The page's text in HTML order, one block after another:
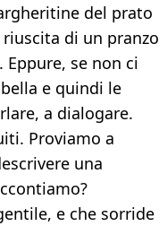
del prato
di un pranzo
se non ci
e quindi le
a dialogare.
Proviamo a
una
e che sorride